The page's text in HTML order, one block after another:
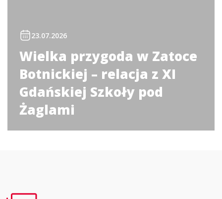
23.07.2026
Wielka przygoda w Zatoce
Botnickiej – relacja z XI
Gdańskiej Szkoły pod
Żaglami